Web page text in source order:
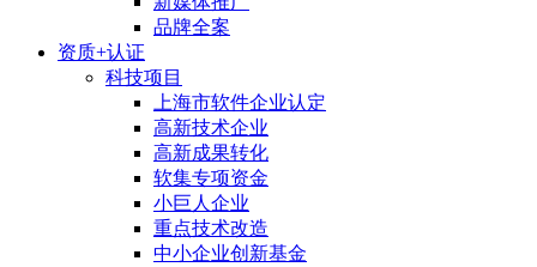
品牌全案
资质+认证
科技项目
上海市软件企业认定
高新技术企业
高新成果转化
软集专项资金
小巨人企业
重点技术改造
中小企业创新基金